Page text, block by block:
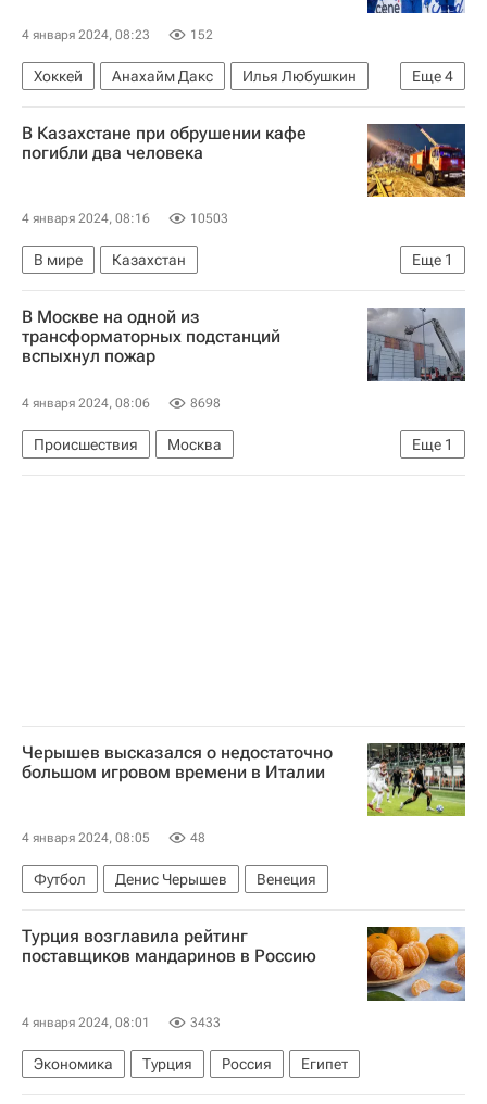
4 января 2024, 08:23 152
Еще4
Хоккей Анахайм Дакс
Илья Любушкин
Павел Минтюков
Джон Таварес
Торонто Мейпл Лифс
В Казахстане при обрушении кафе
погибли два человека
4 января 2024, 08:16 10503
Еще 1
В мире
Казахстан
Западно-Казахстанская область
В Москве на одной из
трансформаторных подстанций
вспыхнул пожар
4 января 2024, 08:06 8698
Еще 1
Происшествия
Москва
МЧС России (Министерство РФ по делам гражданской обороны, чрезвычайным ситуациям и ликвидации последствий стихийных бедствий)
Черышев высказался о недостаточно
большом игровом времени в Италии
4 января 2024, 08:05 48
Футбол Денис Черышев Венеция
Турция возглавила рейтинг
поставщиков мандаринов в Россию
4 января 2024, 08:01 3433
Экономика Турция Россия Египет